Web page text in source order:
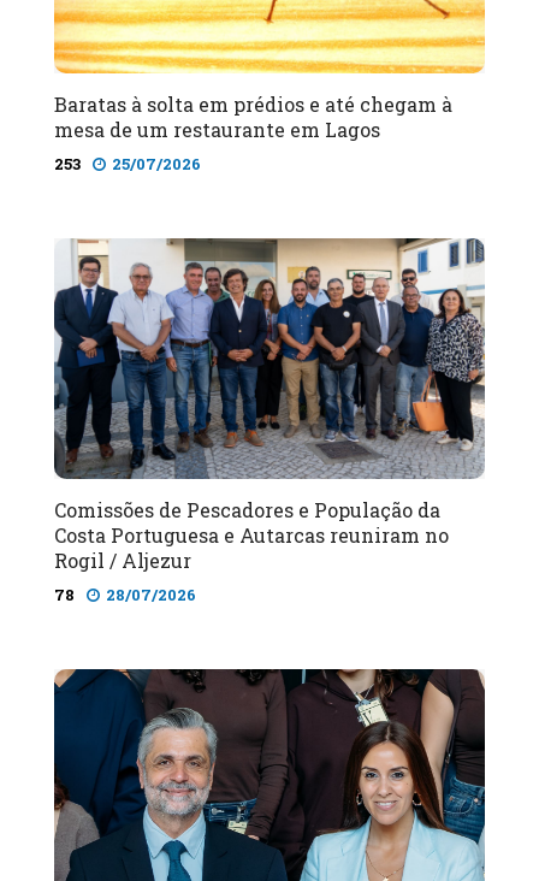
Baratas à solta em prédios e até chegam à
mesa de um restaurante em Lagos
253 25/07/2026
Comissões de Pescadores e População da
Costa Portuguesa e Autarcas reuniram no
Rogil / Aljezur
78 28/07/2026